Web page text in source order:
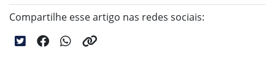
Compartilhe esse artigo nas redes sociais: